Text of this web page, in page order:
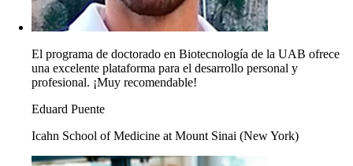
El programa de doctorado en Biotecnología de la UAB ofrece
una excelente plataforma para el desarrollo personal y
profesional. ¡Muy recomendable!
Eduard Puente
Icahn School of Medicine at Mount Sinai (New York)